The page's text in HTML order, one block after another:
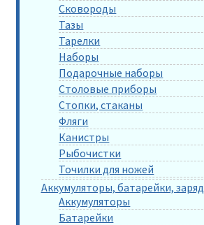
Сковороды
Тазы
Тарелки
Наборы
Подарочные наборы
Столовые приборы
Стопки, стаканы
Фляги
Канистры
Рыбочистки
Точилки для ножей
Аккумуляторы, батарейки,
Аккумуляторы
Батарейки